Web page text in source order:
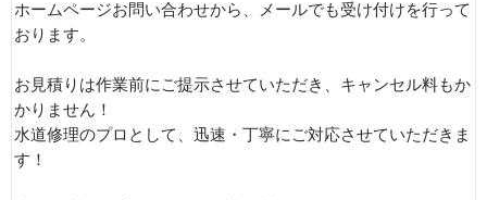
ホームページお問い合わせから、メールでも受け付けを行って
おります。
お見積りは作業前にご提示させていただき、キャンセル料もか
かりません！
水道修理のプロとして、迅速・丁寧にご対応させていただきま
す！